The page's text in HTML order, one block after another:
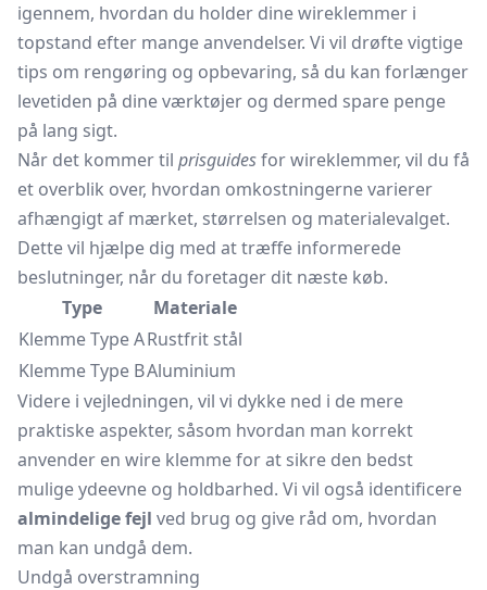
igennem, hvordan du holder dine wireklemmer i
topstand efter mange anvendelser. Vi vil drøfte vigtige
tips om rengøring og opbevaring, så du kan forlænger
levetiden på dine værktøjer og dermed spare penge
på lang sigt.
Når det kommer til prisguidesfor wireklemmer, vil du få
et overblik over, hvordan omkostningerne varierer
afhængigt af mærket, størrelsen og materialevalget.
Dette vil hjælpe dig med at træffe informerede
beslutninger, når du foretager dit næste køb.
Type
Materiale
Klemme Type ARustfrit stål
Klemme Type BAluminium
Videre i vejledningen, vil vi dykke ned i de mere
praktiske aspekter, såsom hvordan man korrekt
anvender en wire klemme for at sikre den bedst
mulige ydeevne og holdbarhed. Vi vil også identificere
almindelige fejl ved brug og give råd om, hvordan
man kan undgå dem.
Undgå overstramning